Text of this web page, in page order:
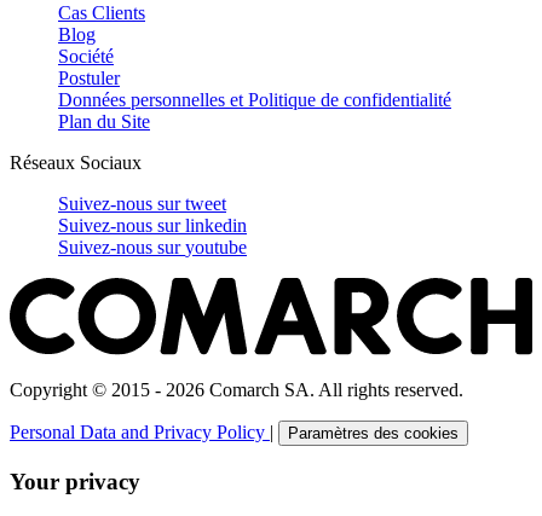
Cas Clients
Blog
Société
Postuler
Données personnelles et Politique de confidentialité
Plan du Site
Réseaux Sociaux
Suivez-nous surtweet
Suivez-nous surlinkedin
Suivez-nous suryoutube
Copyright © 2015 - 2026 Comarch SA. All rights reserved.
Personal Data and Privacy Policy | Paramètres des cookies
Your privacy